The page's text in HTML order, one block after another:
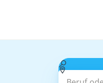
Beruf